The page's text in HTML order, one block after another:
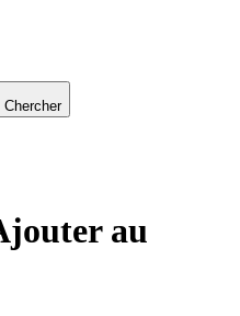
Chercher
au